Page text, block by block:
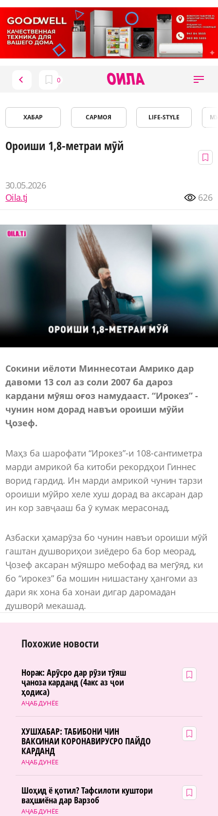
ХАБАР САРМОЯ LIFE-STYLE
Ороиши 1,8-метраи мӯй
30.05.2026
Oila.tj
626
Сокини иёлоти Миннесотаи Амрико дар
давоми 13 сол аз соли 2007 ба дароз
кардани мӯяш оғоз намудааст. “Ирокез” -
чунин ном дорад навъи ороиши мӯйи
Ҷозеф.
Маҳз ба шарофати “Ирокез”-и 108-сантиметра
марди амрикоӣ ба китоби рекордҳои Гиннес
ворид гардид. Ин марди амрикоӣ чунин тарзи
ороиши мӯйро хеле хуш дорад ва аксаран дар
ин кор завҷааш ба ӯ кумак мерасонад.
Азбаски ҳамарӯза бо чунин навъи ороиши мӯй
гаштан душвориҳои зиёдеро ба бор меорад,
Ҷозеф аксаран мӯяшро мебофад ва мегӯяд, ки
бо “ирокез” ба мошин нишастану ҳангоми аз
дари як хона ба хонаи дигар даромадан
душворӣ мекашад.
Похожие новости
АҶАБ ДУНЁЕ
Норак: Арӯсро дар рӯзи тӯяш
ҷаноза карданд (4акс аз ҷои
ҳодиса)
АҶАБ ДУНЁЕ
ХУШХАБАР: ТАБИБОНИ ЧИН
ВАКСИНАИ КОРОНАВИРУСРО ПАЙДО
КАРДАНД
АҶАБ ДУНЁЕ
Шоҳид ё қотил? Тафсилоти куштори
ваҳшиёна дар Варзоб